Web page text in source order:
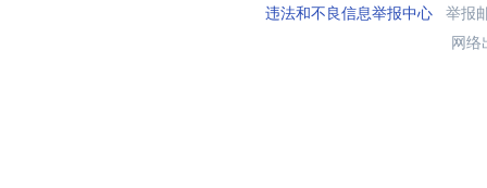
违法和不良信息举报中心举报
网